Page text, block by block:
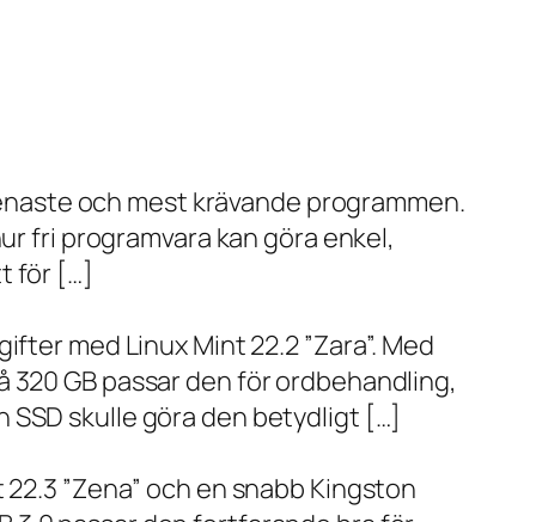
och mest krävande programmen.
fri programvara kan göra enkel,
för […]
med Linux Mint 22.2 ”Zara”. Med
GB passar den för ordbehandling,
skulle göra den betydligt […]
”Zena” och en snabb Kingston